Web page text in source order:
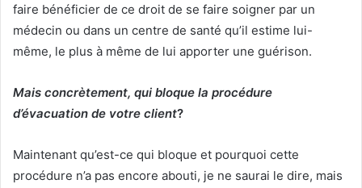
faire bénéficier de ce droit de se faire soigner par un
médecin ou dans un centre de santé qu’il estime lui-
même, le plus à même de lui apporter une guérison.
Mais concrètement, qui bloque la procédure
d’évacuation de votre client?
Maintenant qu’est-ce qui bloque et pourquoi cette
procédure n’a pas encore abouti, je ne saurai le dire, mais